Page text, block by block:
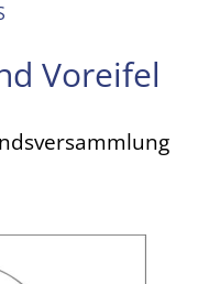
Voreifel